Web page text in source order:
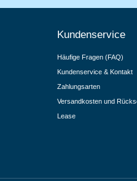
Kundenservice
Häufige Fragen (FAQ)
Kundenservice & Kontakt
Zahlungsarten
Versandkosten und
Lease